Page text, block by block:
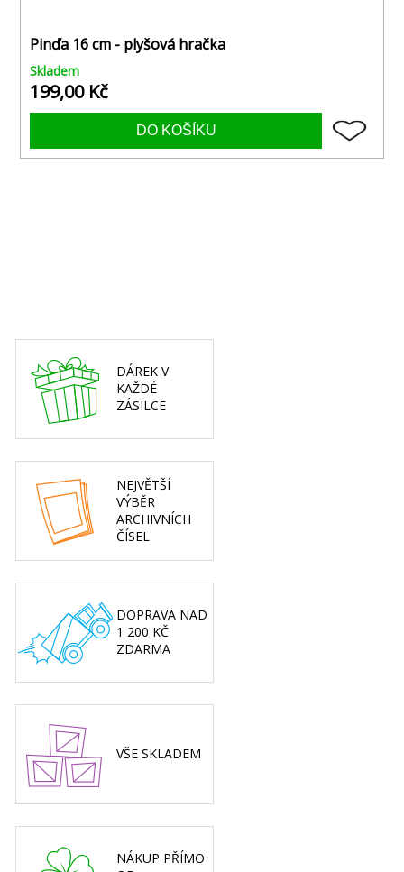
Pinďa 16 cm - plyšová hračka
Skladem
199,00 Kč
DÁREK V
KAŽDÉ
ZÁSILCE
NEJVĚTŠÍ
VÝBĚR
ARCHIVNÍCH
ČÍSEL
DOPRAVA NAD
1 200 KČ
ZDARMA
VŠE SKLADEM
NÁKUP PŘÍMO